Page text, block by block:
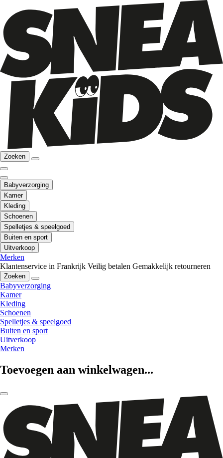
Zoeken
Babyverzorging
Kamer
Kleding
Schoenen
Spelletjes & speelgoed
Buiten en sport
Uitverkoop
Merken
Klantenservice in Frankrijk Veilig betalen Gemakkelijk retourneren
Zoeken
Babyverzorging
Kamer
Kleding
Schoenen
Spelletjes & speelgoed
Buiten en sport
Uitverkoop
Merken
Toevoegen aan winkelwagen...